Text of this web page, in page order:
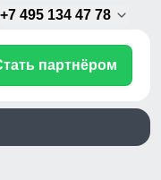
+7 495 134 47 78
партнёром